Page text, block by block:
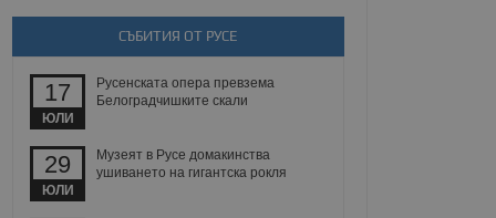
СЪБИТИЯ ОТ РУСЕ
17
ЮЛИ
Русенската опера превзема
Белоградчишките скали
29
ЮЛИ
Музеят в Русе домакинства
ушиването на гигантска рокля
политики и
сесии.
между хората
за да се правят
уебсайт.
на
на бисквитките,
и